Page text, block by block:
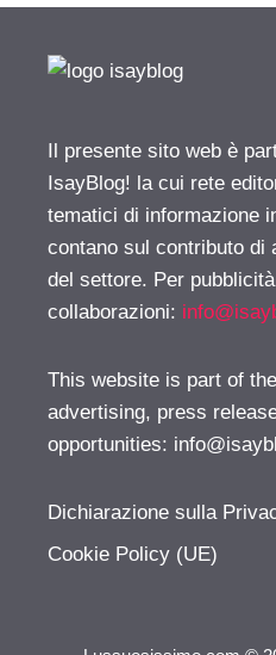
Il presente sito web è
IsayBlog! la cui rete
tematici di informazione
contano sul contributo di
del settore. Per
collaborazioni:
This website is part of
advertising, press
opportunities:
Dichiarazione sulla
Cookie Policy (UE)